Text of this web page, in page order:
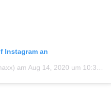
Instagram an
amAug 14, 2020 um 10:30 PDT